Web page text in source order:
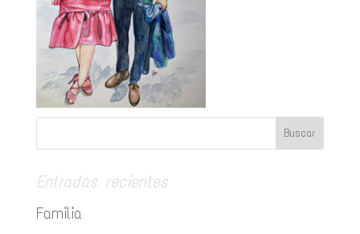
Entradas recientes
Familia